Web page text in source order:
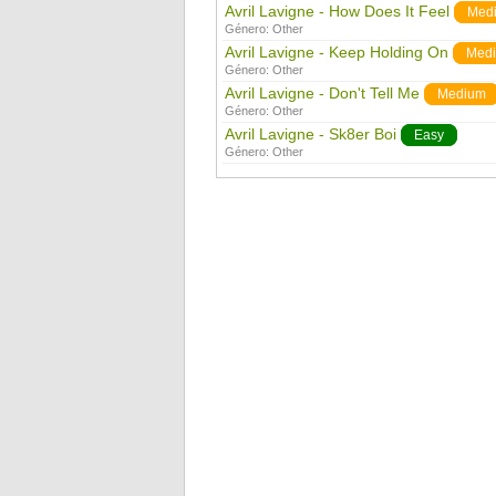
Avril Lavigne - How Does It Feel
Género: Other
Avril Lavigne - Keep Holding On
Género: Other
Avril Lavigne - Don't Tell Me Medium
Género: Other
Avril Lavigne - Sk8er Boi Easy
Género: Other